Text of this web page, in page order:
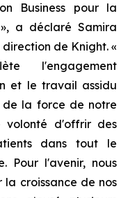
Business pour la
a déclaré Samira
de Knight. «
l'engagement
et le travail assidu
de la force de notre
volonté d'offrir des
dans tout le
Pour l'avenir, nous
la croissance de nos